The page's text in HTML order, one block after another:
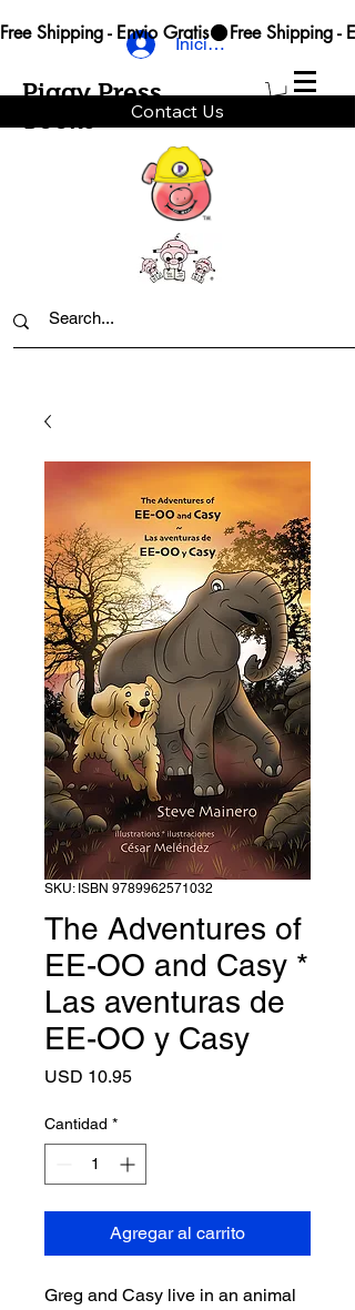
Piggy Press
Contact Us
Iniciar sesión
Free Shipping - Envio Gratis
SKU: ISBN 9789962571032
The Adventures of
EE-OO and Casy *
Las aventuras de
EE-OO y Casy
USD 10.95Precio
Cantidad *
Agregar al carrito
Greg and Casy live in an animal